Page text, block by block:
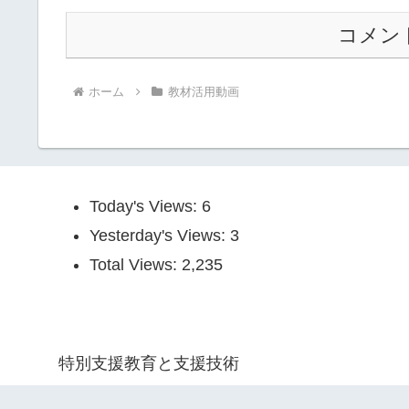
コメン
ホーム 教材活用動画
Today's Views: 6
Yesterday's Views: 3
Total Views: 2,235
特別支援教育と支援技術